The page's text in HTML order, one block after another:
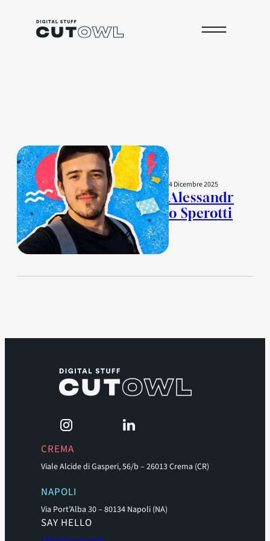
4 Dicembre 2025
Alessandr
o Sperotti
CREMA
Viale Alcide di Gasperi, 56/b – 26013 Crema (CR)
NAPOLI
Via Port’Alba 30 – 80134 Napoli (NA)
SAY HELLO